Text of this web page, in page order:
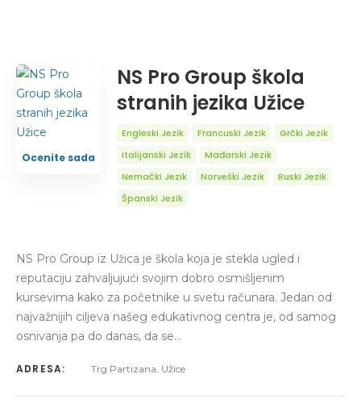
Ocenite sada
NS Pro Group škola
stranih jezika Užice
Engleski Jezik Francuski Jezik
Grčki Jezik
Italijanski Jezik
Mađarski Jezik
Nemački Jezik
Norveški Jezik
Ruski Jezik
Španski Jezik
NS Pro Group iz Užica je škola koja je stekla ugled i
reputaciju zahvaljujući svojim dobro osmišljenim
kursevima kako za početnike u svetu računara. Jedan od
najvažnijih ciljeva našeg edukativnog centra je, od samog
osnivanja pa do danas, da se…
ADRESA: Trg Partizana, Užice